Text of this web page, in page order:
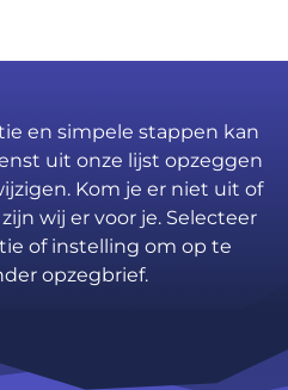
en simpele stappen kan
uit onze lijst opzeggen
Kom je er niet uit of
wij er voor je. Selecteer
of instelling om op te
opzegbrief.